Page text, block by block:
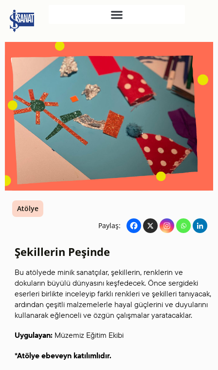
SAHNE SANATLARI
TÜRKIYE İŞ BANKASI
RESIM HEYKEL MÜZESI
TÜRKIYE İŞ BANKASI
MÜZESI
İKTISADI BAĞIMSIZLIK
MÜZESI
ATATÜRK KÜTÜPHANESI
SANAT GALERILERI
KÜLTÜREL MIRASA
DESTEK
Atölye
Paylaş:
Şekillerin Peşinde
Bu atölyede minik sanatçılar, şekillerin, renklerin ve
dokuların büyülü dünyasını keşfedecek. Önce sergideki
eserleri birlikte inceleyip farklı renkleri ve şekilleri tanıyacak,
ardından çeşitli malzemelerle hayal güçlerini ve duyularını
kullanarak eğlenceli ve özgün çalışmalar yaratacaklar.
Uygulayan: Müzemiz Eğitim Ekibi
*Atölye ebeveyn katılımlıdır.